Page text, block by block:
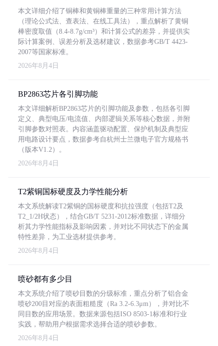
本文详细介绍了铜棒和黄铜棒重量的三种常用计算方法
（理论公式法、查表法、在线工具法），重点解析了黄铜
棒密度取值（8.4-8.7g/cm³）和计算公式的差异，并提供实
际计算案例、误差分析及选材建议，数据参考GB/T 4423-
2007等国家标准。
2026年8月4日
BP2863芯片各引脚功能
本文详细解析BP2863芯片的引脚功能及参数，包括各引脚
定义、典型电压/电流值、内部逻辑关系等核心数据，并附
引脚参数对照表。内容涵盖驱动配置、保护机制及典型应
用电路设计要点，数据参考自杭州士兰微电子官方规格书
（版本V1.2）。
2026年8月4日
T2紫铜国标硬度及力学性能分析
本文系统解读T2紫铜的国标硬度和抗拉强度（包括T2及
T2_1/2H状态），结合GB/T 5231-2012标准数据，详细分
析其力学性能指标及影响因素，并对比不同状态下的金属
特性差异，为工业选材提供参考。
2026年8月4日
喷砂都有多少目
本文系统介绍了喷砂目数的分级标准，重点分析了铝合金
喷砂200目对应的表面粗糙度（Ra 3.2-6.3μm），并对比不
同目数的应用场景。数据来源包括ISO 8503-1标准和行业
实践，帮助用户根据需求选择合适的喷砂参数。
2026年8月4日